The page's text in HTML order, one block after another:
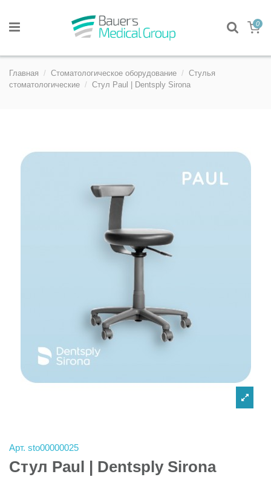
0
Главная Стоматологическое оборудование
Стулья
стоматологические
Стул Paul | Dentsply Sirona
Арт. sto00000025
Стул Paul | Dentsply Sirona